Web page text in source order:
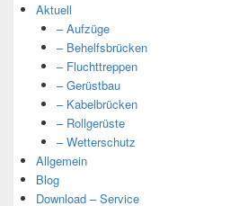
Aktuell
– Aufzüge
– Behelfsbrücken
– Fluchttreppen
– Gerüstbau
– Kabelbrücken
– Rollgerüste
– Wetterschutz
Allgemein
Blog
Download – Service